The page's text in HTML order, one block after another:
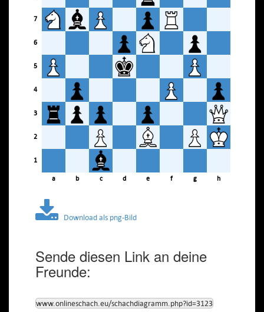
7
6
5
4
3
2
1
a b c d e f g h
Download als png-Bild
Sende diesen Link an deine
Freunde:
www.onlineschach.eu/schachdiagramm.php?id=3123